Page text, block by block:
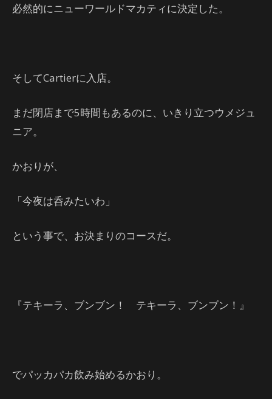
必然的にニューワールドマカティに決定した。
そしてCartierに入店。
まだ閉店まで5時間もあるのに、いきり立つウメジュ
ニア。
かおりが、
「今夜は呑みたいわ」
という事で、お決まりのコースだ。
『テキーラ、ブンブン！ テキーラ、ブンブン！』
でパッカパカ飲み始めるかおり。